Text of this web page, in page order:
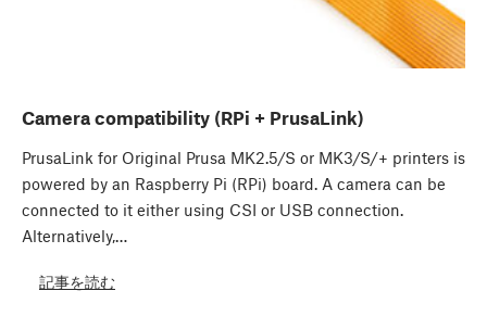
Camera compatibility (RPi + PrusaLink)
PrusaLink for Original Prusa MK2.5/S or MK3/S/+ printers is
powered by an Raspberry Pi (RPi) board. A camera can be
connected to it either using CSI or USB connection.
Alternatively,…
記事を読む